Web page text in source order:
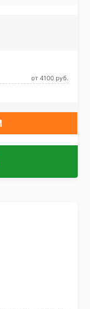
от 4100 pуб.